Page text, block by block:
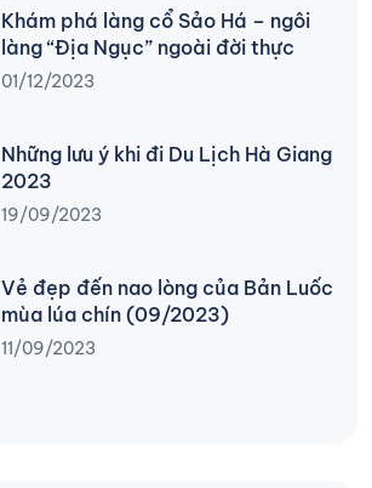
Khám phá làng cổ Sảo Há – ngôi
làng “Địa Ngục” ngoài đời thực
01/12/2023
Những lưu ý khi đi Du Lịch Hà Giang
2023
19/09/2023
Vẻ đẹp đến nao lòng của Bản Luốc
mùa lúa chín (09/2023)
11/09/2023